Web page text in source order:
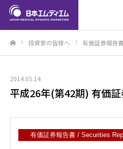
投資家の皆様へ 有価証券報告
2014.05.14
平成26年(第42期) 有価
有価証券報告書 / Securities